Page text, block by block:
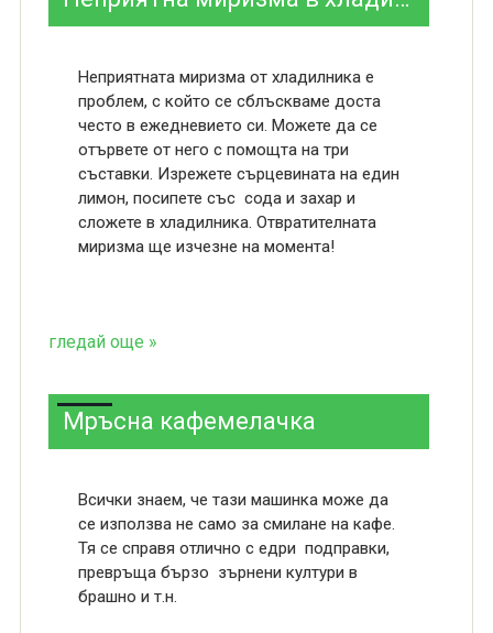
Неприятната миризма от хладилника е
проблем, с който се сблъскваме доста
често в ежедневието си. Можете да се
отървете от него с помощта на три
съставки. Изрежете сърцевината на един
лимон, посипете със сода и захар и
сложете в хладилника. Отвратителната
миризма ще изчезне на момента!
гледай още »
Мръсна кафемелачка
Всички знаем, че тази машинка може да
се използва не само за смилане на кафе.
Тя се справя отлично с едри подправки,
превръща бързо зърнени култури в
брашно и т.н.